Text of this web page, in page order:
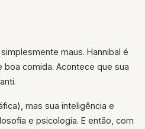
maus. Hannibal é
comida. Acontece que sua
mas sua inteligência e
e psicologia. E então, com